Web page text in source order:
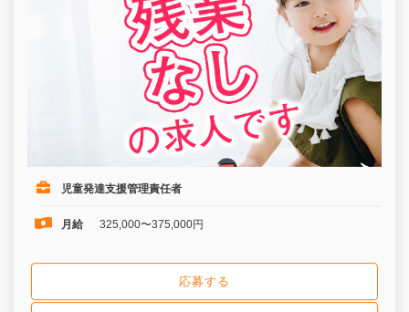
児童発達支援管理責任者
月給 325,000〜375,000円
応募する